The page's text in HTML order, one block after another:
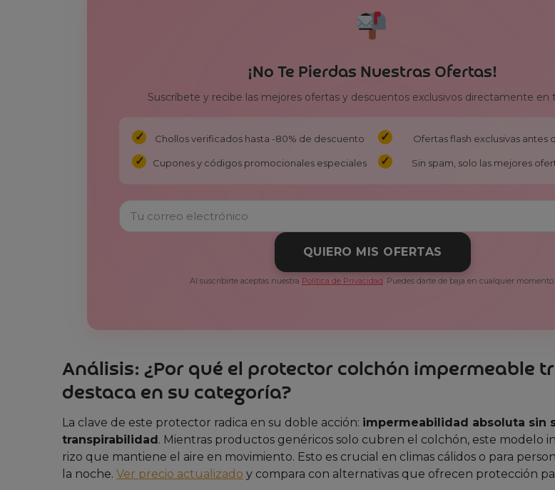
¡No Te Pierdas Nuestras Ofertas!
Suscríbete y recibe las mejores ofertas y descuentos exclusivos directamente en
Chollos verificados hasta -80% de descuento Ofertas flash exclusivas antes
Cupones y códigos promocionales especiales Sin spam, solo las mejores
QUIERO MIS OFERTAS
Al suscribirte aceptas nuestra Política de Privacidad. Puedes darte de baja en cualquier momento.
Análisis: ¿Por qué el protector colchón impermeable
destaca en su categoría?
La clave de este protector radica en su doble acción: impermeabilidad absoluta sin
transpirabilidad. Mientras productos genéricos solo cubren el colchón, este modelo
rizo que mantiene el aire en movimiento. Esto es crucial en climas cálidos o para
la noche. Ver precio actualizado y compara con alternativas que ofrecen protección